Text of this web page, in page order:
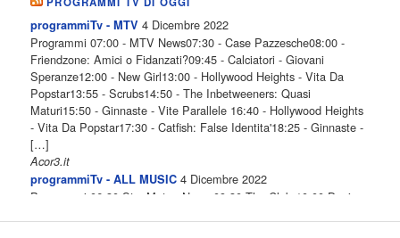
programmiTv - MTV 4 Dicembre 2022
Programmi 07:00 - MTV News07:30 - Case Pazzesche08:00 -
Friendzone: Amici o Fidanzati?09:45 - Calciatori - Giovani
Speranze12:00 - New Girl13:00 - Hollywood Heights - Vita Da
Popstar13:55 - Scrubs14:50 - The Inbetweeners: Quasi
Maturi15:50 - Ginnaste - Vite Parallele 16:40 - Hollywood Heights
- Vita Da Popstar17:30 - Catfish: False Identita'18:25 - Ginnaste -
[…]
Acor3.it
programmiTv - ALL MUSIC 4 Dicembre 2022
Programmi 06.30 Star.Meteo.News 09.30 The Club 10.00 Deejay